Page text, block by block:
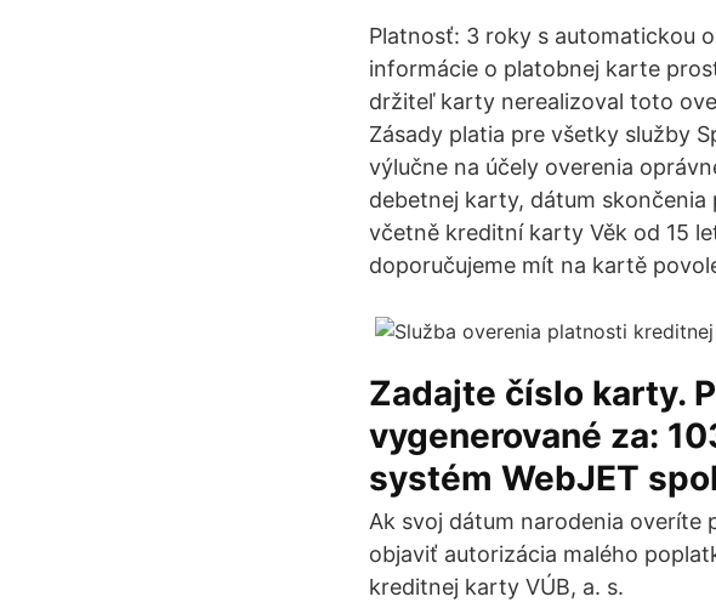
Platnosť: 3 roky s automatickou
informácie o platobnej karte
držiteľ karty nerealizoval toto
Zásady platia pre všetky služby
výlučne na účely overenia
debetnej karty, dátum
včetně kreditní karty Věk od 15
doporučujeme mít na kartě
Zadajte číslo karty.
vygenerované za:
systém WebJET
Ak svoj dátum narodenia overíte
objaviť autorizácia malého
kreditnej karty VÚB, a. s.